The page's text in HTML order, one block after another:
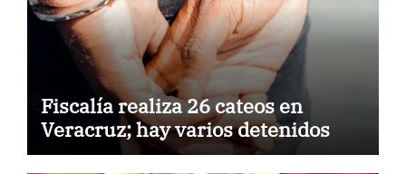
Fiscalía realiza 26 cateos en
Veracruz; hay varios detenidos